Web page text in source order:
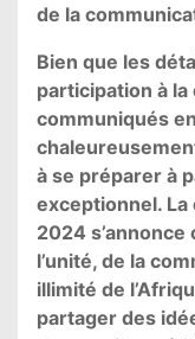
de la
Bien que les
participation à
communiqués
à se préparer à
exceptionnel. La
2024
l’unité, de la
illimité de
partager des